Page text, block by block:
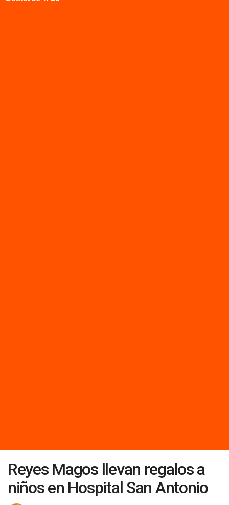
Reyes Magos llevan regalos a
niños en Hospital San Antonio